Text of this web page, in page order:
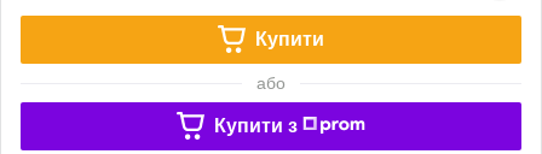
Купити
або
Купити з